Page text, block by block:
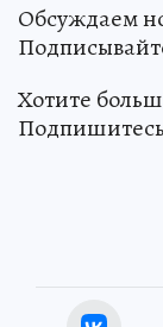
Обсуждаем
Хотите